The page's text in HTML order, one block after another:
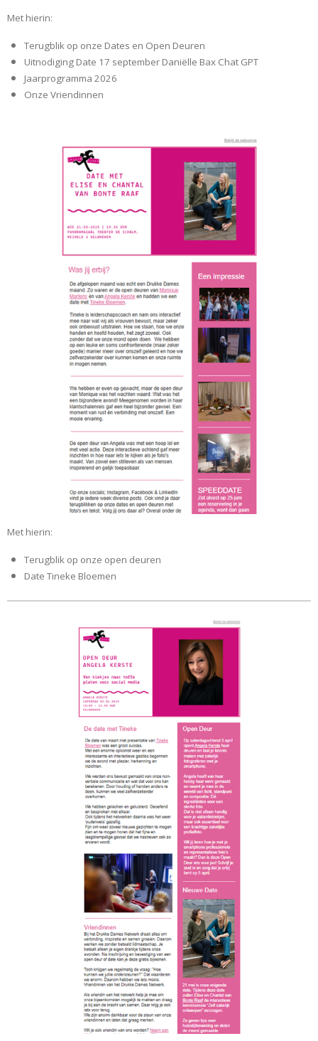
Met hierin:
Terugblik op onze Dates en Open Deuren
Uitnodiging Date 17 september Daniëlle Bax Chat GPT
Jaarprogramma 2026
Onze Vriendinnen
Met hierin:
Terugblik op onze open deuren
Date Tineke Bloemen